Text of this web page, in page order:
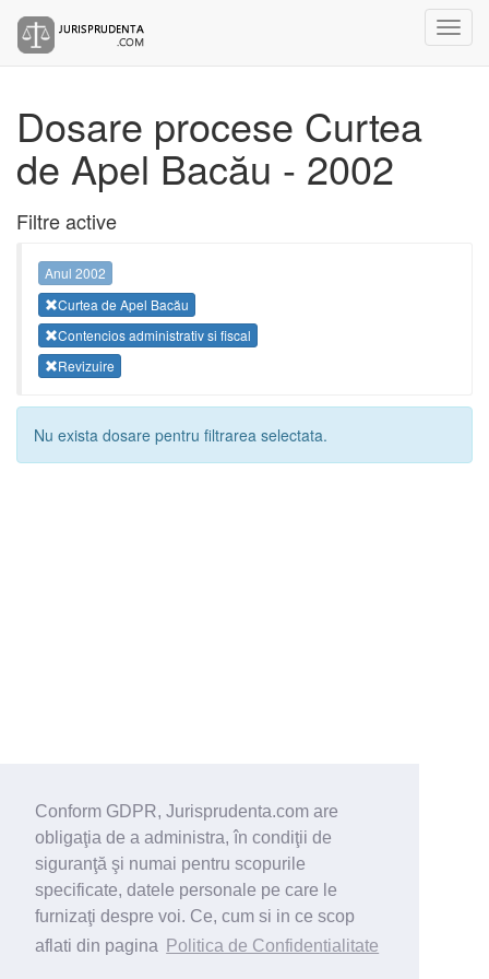
Conform GDPR, Jurisprudenta.com are
obligaţia de a administra, în condiţii de
siguranţă şi numai pentru scopurile
specificate, datele personale pe care le
furnizaţi despre voi. Ce, cum si in ce scop
aflati din pagina
Politica de Confidentialitate
Dosare procese Curtea
de Apel Bacău - 2002
Filtre active
Anul 2002
Curtea de Apel Bacău
Contencios administrativ si fiscal
Revizuire
Nu exista dosare pentru filtrarea selectata.